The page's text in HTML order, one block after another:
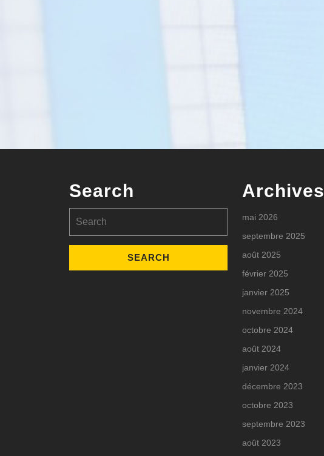
Search
for:
Archives
mai 2026
septembre 2025
août 2025
février 2025
janvier 2025
novembre 2024
octobre 2024
août 2024
janvier 2024
décembre 2023
octobre 2023
septembre 2023
août 2023